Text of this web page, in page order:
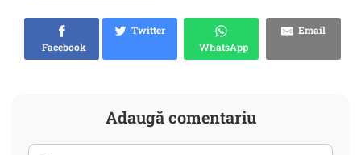
Facebook
Twitter
WhatsApp
Email
Adaugă comentariu